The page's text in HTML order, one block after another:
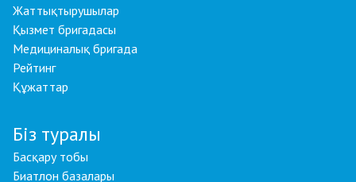
Жаттықтырушылар
Қызмет бригадасы
Медициналық бригада
Рейтинг
Құжаттар
Біз туралы
Басқару тобы
Биатлон базалары